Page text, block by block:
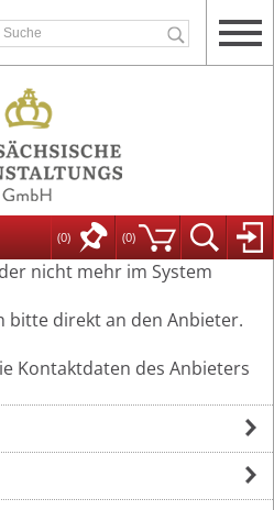
(0) (0)
nicht mehr im System
bitte direkt an den Anbieter.
Kontaktdaten des Anbieters